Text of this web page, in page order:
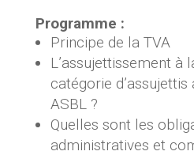
Programme :
Principe de la TVA
L’assujettissement à
catégorie
ASBL ?
Quelles sont les
administratives et